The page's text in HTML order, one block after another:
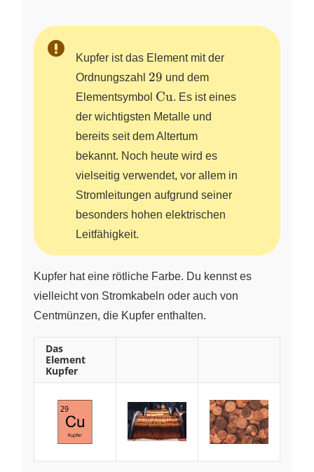
Kupfer ist das Element mit der
Ordnungszahl 29
29 und dem
Elementsymbol \ce{Cu}
Cu. Es ist eines
der wichtigsten Metalle und
bereits seit dem Altertum
bekannt. Noch heute wird es
vielseitig verwendet, vor allem in
Stromleitungen aufgrund seiner
besonders hohen elektrischen
Leitfähigkeit.
Kupfer hat eine rötliche Farbe. Du kennst es
vielleicht von Stromkabeln oder auch von
Centmünzen, die Kupfer enthalten.
Das
Element
Kupfer